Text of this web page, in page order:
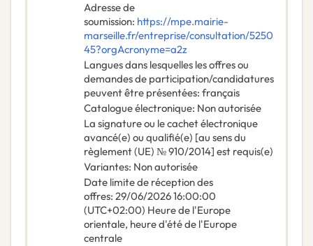
Adresse de
soumission: https://mpe.mairie-
marseille.fr/entreprise/consultation/5250
45?orgAcronyme=a2z
Langues dans lesquelles les offres ou
demandes de participation/candidatures
peuvent être présentées: français
Catalogue électronique: Non autorisée
La signature ou le cachet électronique
avancé(e) ou qualifié(e) [au sens du
règlement (UE) № 910/2014] est requis(e)
Variantes: Non autorisée
Date limite de réception des
offres: 29/06/202616:00:00
(UTC+02:00) Heure de l'Europe
orientale, heure d'été de l'Europe
centrale